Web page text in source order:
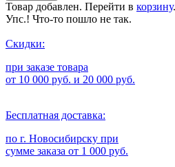
Товар добавлен. Перейти в корзину.
Упс.! Что-то пошло не так.
Скидки:
при заказе товара
от 10 000 руб. и 20 000 руб.
Бесплатная доставка:
по г. Новосибирску при
сумме заказа от 1 000 руб.